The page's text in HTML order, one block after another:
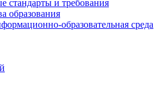
стандарты и требования
образования
образовательная среда